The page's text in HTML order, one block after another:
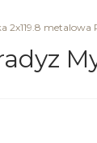
2х119.8